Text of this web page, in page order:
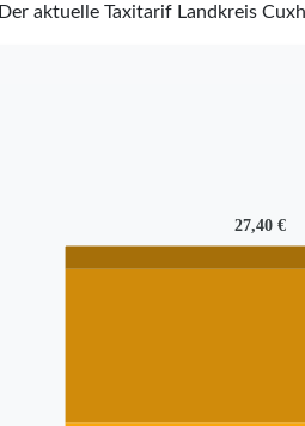
Der aktuelle Taxitarif Landkreis
27,40 €